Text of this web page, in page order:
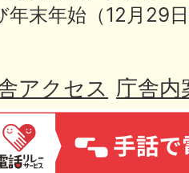
年末年始（12月29
アクセス 庁舎内